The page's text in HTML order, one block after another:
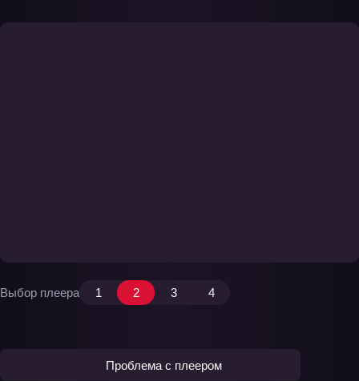
Выбор плеера 1 2 3 4
Проблема с плеером